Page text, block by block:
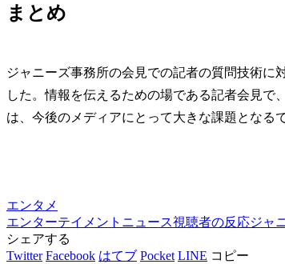
まとめ
ジャニーズ事務所の会見での記者の質問技術に
した。情報を伝えるための場である記者会見で
は、今後のメディアにとって大きな課題となる
エンタメ
エンターテイメントニュース視聴者の反応ジャ
シェアする
Twitter Facebook はてブ Pocket LINE コピー